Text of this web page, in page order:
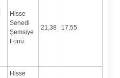
Hisse
Senedi
Şemsiye
Fonu
21,38 17,55
Hisse